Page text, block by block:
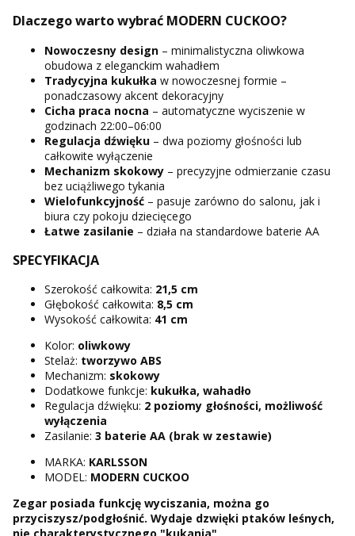
Dlaczego warto wybrać MODERN CUCKOO?
Nowoczesny design – minimalistyczna oliwkowa
obudowa z eleganckim wahadłem
Tradycyjna kukułka w nowoczesnej formie –
ponadczasowy akcent dekoracyjny
Cicha praca nocna – automatyczne wyciszenie w
godzinach 22:00–06:00
Regulacja dźwięku – dwa poziomy głośności lub
całkowite wyłączenie
Mechanizm skokowy – precyzyjne odmierzanie czasu
bez uciążliwego tykania
Wielofunkcyjność – pasuje zarówno do salonu, jak i
biura czy pokoju dziecięcego
Łatwe zasilanie – działa na standardowe baterie AA
SPECYFIKACJA
Szerokość całkowita: 21,5 cm
Głębokość całkowita: 8,5 cm
Wysokość całkowita: 41 cm
Kolor: oliwkowy
Stelaż: tworzywo ABS
Mechanizm: skokowy
Dodatkowe funkcje: kukułka, wahadło
Regulacja dźwięku: 2 poziomy głośności, możliwość
wyłączenia
Zasilanie: 3 baterie AA (brak w zestawie)
MARKA: KARLSSON
MODEL: MODERN CUCKOO
Zegar posiada funkcję wyciszania, można go
przyciszysz/podgłośnić. Wydaje dzwięki ptaków leśnych,